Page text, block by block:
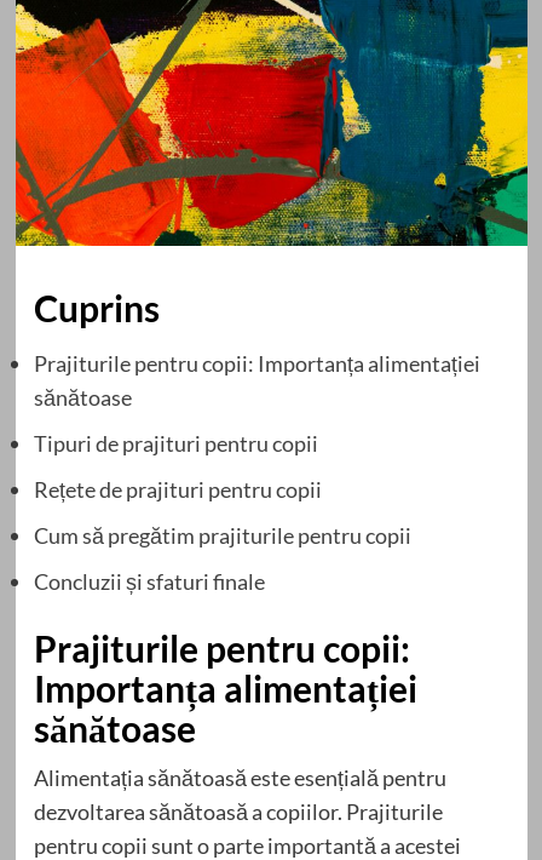
Cuprins
Prajiturile pentru copii: Importanța alimentației
sănătoase
Tipuri de prajituri pentru copii
Rețete de prajituri pentru copii
Cum să pregătim prajiturile pentru copii
Concluzii și sfaturi finale
Prajiturile pentru copii:
Importanța alimentației
sănătoase
Alimentația sănătoasă este esențială pentru
dezvoltarea sănătoasă a copiilor. Prajiturile
pentru copii sunt o parte importantă a acestei